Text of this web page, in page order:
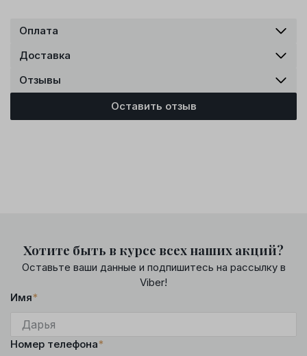
Оплата
Доставка
Отзывы
Оставить отзыв
Хотите быть в курсе всех наших акций?
Оставьте ваши данные и подпишитесь на рассылку в
Viber!
Имя*
Номер телефона*